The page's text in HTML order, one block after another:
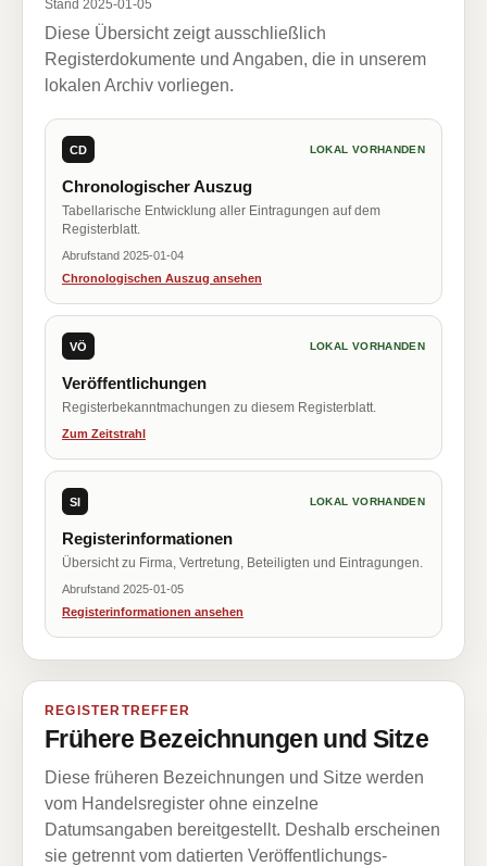
Stand 2025-01-05
Diese Übersicht zeigt ausschließlich
Registerdokumente und Angaben, die in unserem
lokalen Archiv vorliegen.
CD LOKAL VORHANDEN
Chronologischer Auszug
Tabellarische Entwicklung aller Eintragungen auf dem
Registerblatt.
Abrufstand 2025-01-04
Chronologischen Auszug ansehen
VÖ LOKAL VORHANDEN
Veröffentlichungen
Registerbekanntmachungen zu diesem Registerblatt.
Zum Zeitstrahl
SI LOKAL VORHANDEN
Registerinformationen
Übersicht zu Firma, Vertretung, Beteiligten und Eintragungen.
Abrufstand 2025-01-05
Registerinformationen ansehen
REGISTERTREFFER
Frühere Bezeichnungen und Sitze
Diese früheren Bezeichnungen und Sitze werden
vom Handelsregister ohne einzelne
Datumsangaben bereitgestellt. Deshalb erscheinen
sie getrennt vom datierten Veröffentlichungs-